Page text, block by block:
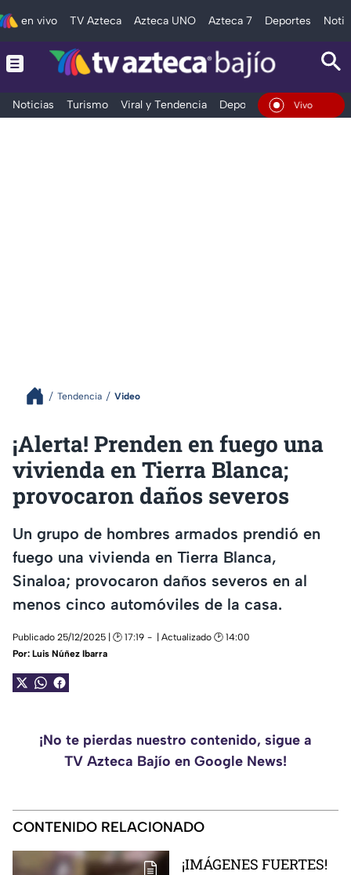
en vivo TV Azteca Azteca UNO Azteca 7 Deportes
Noticias Turismo Viral y Tendencia Deportes Espectáculos
En Vivo
Tendencia Video
¡Alerta! Prenden en fuego una
vivienda en Tierra Blanca;
provocaron daños severos
Un grupo de hombres armados prendió en
fuego una vivienda en Tierra Blanca,
Sinaloa; provocaron daños severos en al
menos cinco automóviles de la casa.
Publicado 25/12/2025 | 🕑 17:19
| Actualizado 🕑 14:00
Por: Luis Núñez Ibarra
¡No te pierdas nuestro contenido, sigue a
TV Azteca Bajío en Google News!
CONTENIDO RELACIONADO
¡IMÁGENES FUERTES!